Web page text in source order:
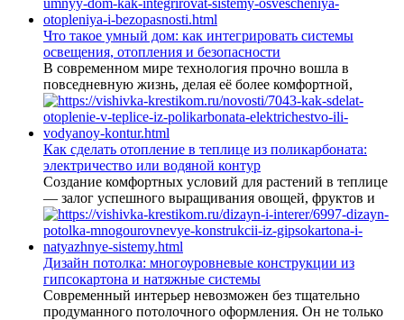
Что такое умный дом: как интегрировать системы
освещения, отопления и безопасности
В современном мире технология прочно вошла в
повседневную жизнь, делая её более комфортной,
Как сделать отопление в теплице из поликарбоната:
электричество или водяной контур
Создание комфортных условий для растений в теплице
— залог успешного выращивания овощей, фруктов и
Дизайн потолка: многоуровневые конструкции из
гипсокартона и натяжные системы
Современный интерьер невозможен без тщательно
продуманного потолочного оформления. Он не только